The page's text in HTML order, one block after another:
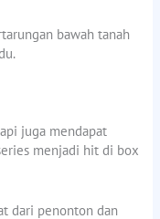
bawah tanah
juga mendapat
menjadi hit di box
dari penonton dan